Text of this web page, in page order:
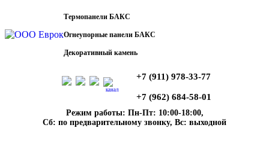
Термопанели БАКС
Огнеупорные панели БАКС
Декоративный камень
канал
+7 (911) 978-33-77
+7 (962) 684-58-01
Режим работы: Пн-Пт: 10:00-18:00,
Сб: по предварительному звонку, Вс: выходной